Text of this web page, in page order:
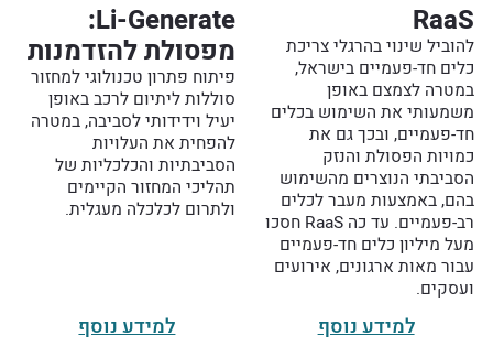
RaaS
להוביל שינוי בהרגלי צריכת
כלים חד-פעמיים בישראל,
במטרה לצמצם באופן
משמעותי את השימוש בכלים
חד-פעמיים, ובכך גם את
כמויות הפסולת והנזק
הסביבתי הנוצרים מהשימוש
בהם, באמצעות מעבר לכלים
רב-פעמיים. עד כה RaaS חסכו
מעל מיליון כלים חד-פעמיים
עבור מאות ארגונים, אירועים
ועסקים.
למידע נוסף
Li-Generate:
מפסולת להזדמנות
פיתוח פתרון טכנולוגי למחזור
סוללות ליתיום לרכב באופן
יעיל וידידותי לסביבה, במטרה
להפחית את העלויות
הסביבתיות והכלכליות של
תהליכי המחזור הקיימים
ולתרום לכלכלה מעגלית.
למידע נוסף